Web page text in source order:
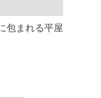
包まれる平屋